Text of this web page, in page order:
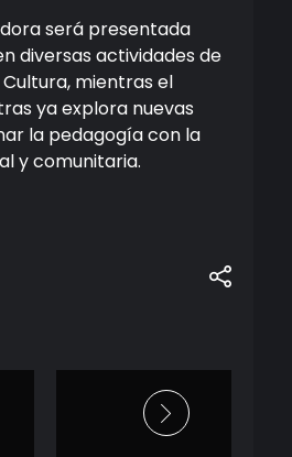
será presentada
diversas actividades de
mientras el
ya explora nuevas
la pedagogía con la
y comunitaria.